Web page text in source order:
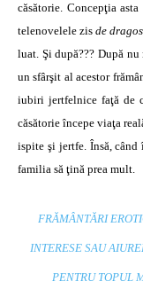
căsătorie. Concepţia
telenovelele zisde
luat. Şi după??? După
un sfârşit al acestor
iubiri jertfelnice faţă de
căsătorie începe viaţa
ispite şi jertfe. Însă, când
familia să ţină prea mult.
FRĂMÂNTĂRI
INTERESE SAU
PENTRU TOPUL